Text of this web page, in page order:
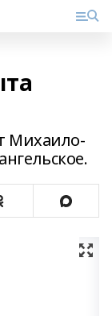
Михаило-